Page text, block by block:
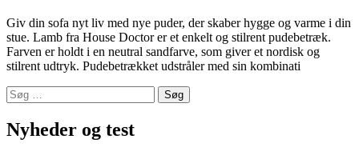
Giv din sofa nyt liv med nye puder, der skaber hygge og varme i din
stue. Lamb fra House Doctor er et enkelt og stilrent pudebetræk.
Farven er holdt i en neutral sandfarve, som giver et nordisk og
stilrent udtryk. Pudebetrækket udstråler med sin kombinati
Søg
efter:
Nyheder og test